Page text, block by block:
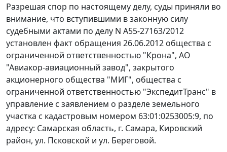
Разрешая спор по настоящему делу, суды приняли во
внимание, что вступившими в законную силу
судебными актами по делу N А55-27163/2012
установлен факт обращения 26.06.2012 общества с
ограниченной ответственностью "Крона", АО
"Авиакор-авиационный завод", закрытого
акционерного общества "МИГ", общества с
ограниченной ответственностью "ЭкспедитТранс" в
управление с заявлением о разделе земельного
участка с кадастровым номером 63:01:0253005:9, по
адресу: Самарская область, г. Самара, Кировский
район, ул. Псковской и ул. Береговой.